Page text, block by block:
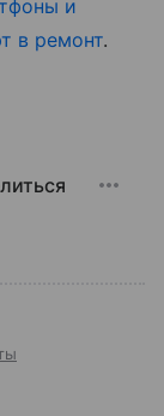
и
в ремонт.